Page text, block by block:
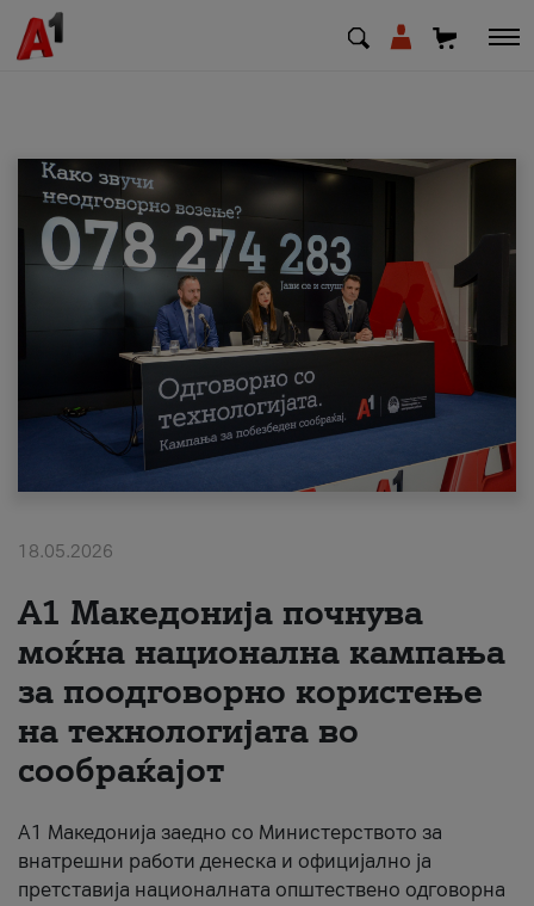
МК EN SQ
Деловни
Поддршка
Надополни кредит
#ПодобарОнлајн
18.05.2026
A1 Македонија почнува
моќна национална кампања
за поодговорно користење
на технологијата во
сообраќајот
A1 Македонија заедно со Министерството за
внатрешни работи денеска и официјално ја
претставија националната општествено одговорна